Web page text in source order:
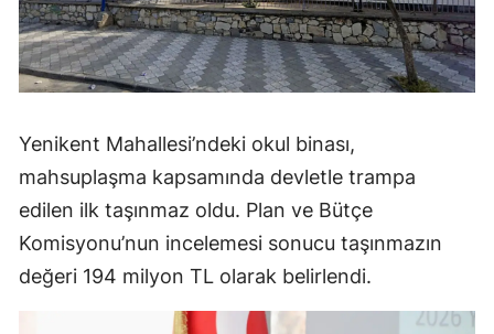
Yenikent Mahallesi’ndeki okul binası,
mahsuplaşma kapsamında devletle trampa
edilen ilk taşınmaz oldu. Plan ve Bütçe
Komisyonu’nun incelemesi sonucu taşınmazın
değeri 194 milyon TL olarak belirlendi.